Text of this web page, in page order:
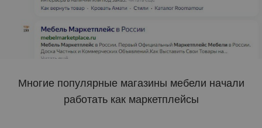
Многие популярные магазины мебели начали
работать как маркетплейсы